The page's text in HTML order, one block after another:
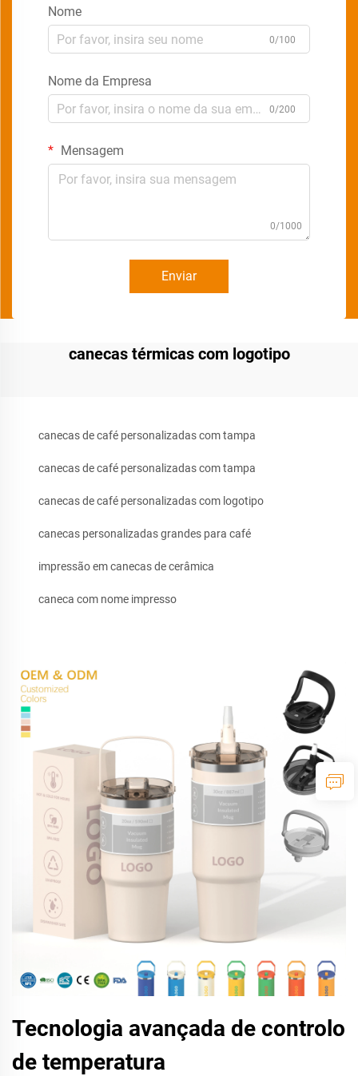
Nome
0/100
Nome da Empresa
0/200
Mensagem
0/1000
Enviar
canecas térmicas com logotipo
canecas de café personalizadas com tampa
canecas de café personalizadas com tampa
canecas de café personalizadas com logotipo
canecas personalizadas grandes para café
impressão em canecas de cerâmica
caneca com nome impresso
Tecnologia avançada de controlo
de temperatura